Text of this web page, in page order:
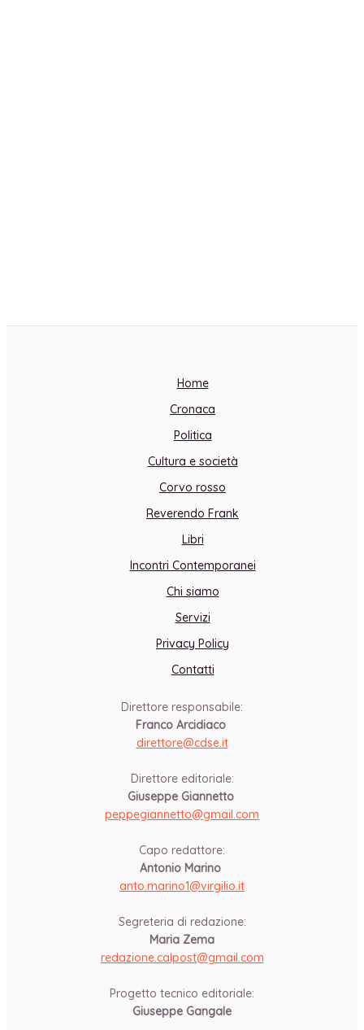
Home
Cronaca
Politica
Cultura e società
Corvo rosso
Reverendo Frank
Libri
Incontri Contemporanei
Chi siamo
Servizi
Privacy Policy
Contatti
Direttore responsabile:
Franco Arcidiaco
direttore@cdse.it
Direttore editoriale:
Giuseppe Giannetto
peppegiannetto@gmail.com
Capo redattore:
Antonio Marino
anto.marino1@virgilio.it
Segreteria di redazione:
Maria Zema
redazione.calpost@gmail.com
Progetto tecnico editoriale:
Giuseppe Gangale